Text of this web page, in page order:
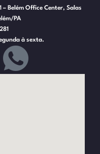
Belém Office Center, Salas
PA
à sexta.